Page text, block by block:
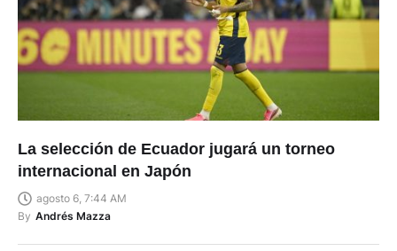
La selección de Ecuador jugará un torneo
internacional en Japón
agosto 6, 7:44 AM
By Andrés Mazza